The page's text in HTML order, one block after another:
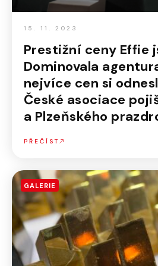
15. 11. 2023
Prestižní ceny Effie
Dominovala
nejvíce cen si
České asociace
a Plzeňského
PŘEČÍST
GALERIE